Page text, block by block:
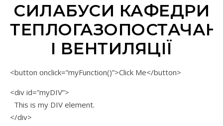
СИЛАБУСИ КАФЕДРИ
І ВЕНТИЛЯЦІЇ
<button onclick=”myFunction()”>Click Me</button>
<div id=”myDIV”>
This is my DIV element.
</div>